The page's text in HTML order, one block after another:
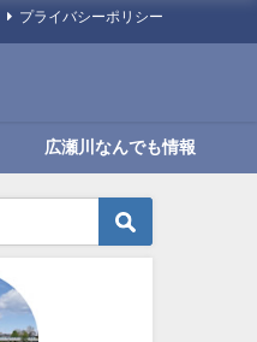
プライバシーポリシー
広瀬川なんでも情報